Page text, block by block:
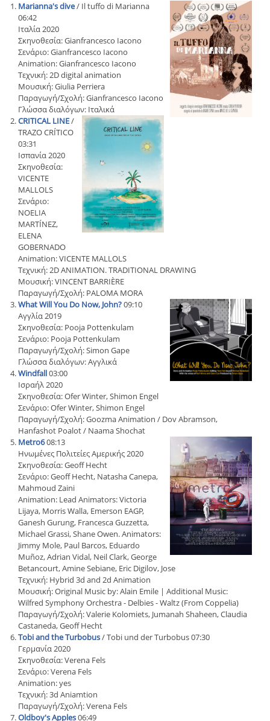
Marianna's dive/ Il tuffo di Marianna
06:42
Ιταλία 2020
Σκηνοθεσία: Gianfrancesco Iacono
Σενάριο: Gianfrancesco Iacono
Animation: Gianfrancesco Iacono
Τεχνική: 2D digital animation
Μουσική: Giulia Perriera
Παραγωγή/Σχολή: Gianfrancesco Iacono
Γλώσσα διαλόγων: Ιταλικά
CRITICAL LINE/
TRAZO CRÍTICO
03:31
Ισπανία 2020
Σκηνοθεσία:
VICENTE
MALLOLS
Σενάριο:
NOELIA
MARTÍNEZ,
ELENA
GOBERNADO
Animation: VICENTE MALLOLS
Τεχνική: 2D ANIMATION. TRADITIONAL DRAWING
Μουσική: VINCENT BARRIÈRE
Παραγωγή/Σχολή: PALOMA MORA
What Will You Do Now, John?09:10
Αγγλία 2019
Σκηνοθεσία: Pooja Pottenkulam
Σενάριο: Pooja Pottenkulam
Παραγωγή/Σχολή: Simon Gape
Γλώσσα διαλόγων: Αγγλικά
Windfall03:00
Ισραήλ 2020
Σκηνοθεσία: Ofer Winter, Shimon Engel
Σενάριο: Ofer Winter, Shimon Engel
Παραγωγή/Σχολή: Goozma Animation / Dov Abramson,
Hanfashot Poalot / Naama Shochat
Metro608:13
Ηνωμένες Πολιτείες Αμερικής 2020
Σκηνοθεσία: Geoff Hecht
Σενάριο: Geoff Hecht, Natasha Canepa,
Mahmoud Zaini
Animation: Lead Animators: Victoria
Lijaya, Morris Walla, Emerson EAGP,
Ganesh Gurung, Francesca Guzzetta,
Michael Grassi, Shane Owen. Animators:
Jimmy Mole, Paul Barcos, Eduardo
Muñoz, Adrian Vidal, Neil Clark, George
Betancourt, Amine Sebiane, Eric Digilov, Jose
Τεχνική: Hybrid 3d and 2d Animation
Μουσική: Original Music by: Alain Emile | Additional Music:
Wilfred Symphony Orchestra - Delbies - Waltz (From Coppelia)
Παραγωγή/Σχολή: Valerie Kolomiets, Jumanah Shaheen, Claudia
Castaneda, Geoff Hecht
Tobi and the Turbobus/ Tobi und der Turbobus 07:30
Γερμανία 2020
Σκηνοθεσία: Verena Fels
Σενάριο: Verena Fels
Animation: yes
Τεχνική: 3d Aniamtion
Παραγωγή/Σχολή: Verena Fels
Oldboy's Apples06:49